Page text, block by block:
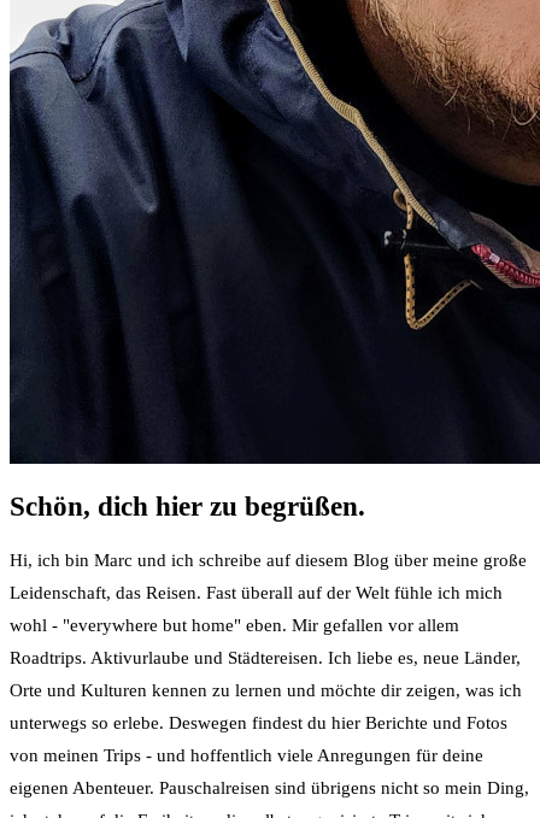
Schön, dich hier zu begrüßen.
Hi, ich bin Marc und ich schreibe auf diesem Blog über meine große
Leidenschaft, das Reisen. Fast überall auf der Welt fühle ich mich
wohl - "everywhere but home" eben. Mir gefallen vor allem
Roadtrips. Aktivurlaube und Städtereisen. Ich liebe es, neue Länder,
Orte und Kulturen kennen zu lernen und möchte dir zeigen, was ich
unterwegs so erlebe. Deswegen findest du hier Berichte und Fotos
von meinen Trips - und hoffentlich viele Anregungen für deine
eigenen Abenteuer. Pauschalreisen sind übrigens nicht so mein Ding,